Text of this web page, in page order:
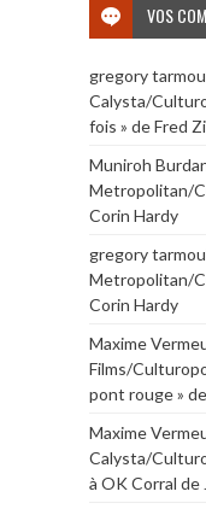
VOS
gregory
Calysta/
fois » de Fred
Muniroh
Metropolitan/
Corin Hardy
gregory
Metropolitan/
Corin Hardy
Maxime
Films/
pont rouge »
Maxime
Calysta/
à OK Corral de